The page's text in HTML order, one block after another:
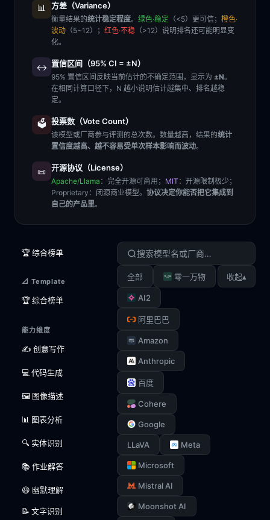
📊 方差（Variance）
衡量结果的统计稳定程度。 绿色·稳定 （<5）更可信； 橙色·
波动 （5~12）； 红色·不稳 （>12）说明排名还可能明显变
化。
↔️ 置信区间（95% CI = ±N）
95% 置信区间反映当前估计的不确定范围，显示为 ±N。
在相同计算口径下，N 越小说明估计越集中、排名越稳
定。
🗳️ 投票数（Vote Count）
该模型或厂商参与评测的总次数。数量越高，结果的统计
置信度越高、越不容易受单次样本影响而波动。
📜 开源协议（License）
Apache/Llama ：完全开源可商用； MIT ：开源限制极少；
Proprietary ：闭源商业模型。 协议决定你能否把它集成到
自己的产品里。
🏆 综合榜单
📐 Template
🏆 综合榜单
能力维度
✍️ 创意写作
💻 代码生成
🖼️ 图像描述
📊 图表分析
🔍 实体识别
📚 作业解答
😆 幽默理解
📝 文字识别
全部 零一万物
AI2
阿里巴巴
Amazon
Anthropic
百度
Cohere
Google
LLaVA Meta
Microsoft
Mistral AI
Moonshot AI
收起▴